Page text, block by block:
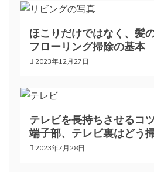
ー
シ
ン
ほこりだけではなく、髪
フローリング掃除の基本
2023年12月27日
テレビを長持ちさせるコ
端子部、テレビ裏はどう
2023年7月28日